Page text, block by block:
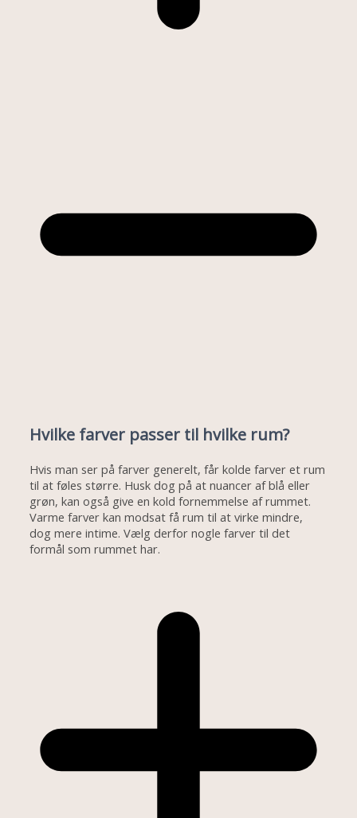
Hvilke farver passer til hvilke rum?
Hvis man ser på farver generelt, får kolde farver et rum
til at føles større. Husk dog på at nuancer af blå eller
grøn, kan også give en kold fornemmelse af rummet.
Varme farver kan modsat få rum til at virke mindre,
dog mere intime. Vælg derfor nogle farver til det
formål som rummet har.